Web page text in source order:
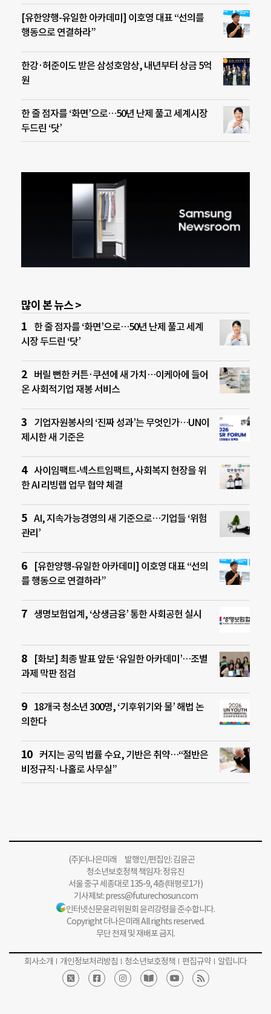
[유한양행-유일한 아카데미] 이호영 대표 “선의를
행동으로 연결하라”
한강·허준이도 받은 삼성호암상, 내년부터 상금 5억
원
한 줄 점자를 ‘화면’으로…50년 난제 풀고 세계시장
두드린 ‘닷’
많이 본 뉴스 >
한 줄 점자를 ‘화면’으로…50년 난제 풀고 세계
시장 두드린 ‘닷’
버릴 뻔한 커튼·쿠션에 새 가치…이케아에 들어
온 사회적기업 재봉 서비스
기업자원봉사의 ‘진짜 성과’는 무엇인가…UN이
제시한 새 기준은
사이임팩트-넥스트임팩트, 사회복지 현장을 위
한 AI 리빙랩 업무 협약 체결
AI, 지속가능경영의 새 기준으로…기업들 ‘위험
관리’
[유한양행-유일한 아카데미] 이호영 대표 “선의
를 행동으로 연결하라”
생명보험업계, ‘상생금융’ 통한 사회공헌 실시
[화보] 최종 발표 앞둔 ‘유일한 아카데미’…조별
과제 막판 점검
18개국 청소년 300명, ‘기후위기와 물’ 해법 논
의한다
커지는 공익 법률 수요, 기반은 취약…“절반은
비정규직·나홀로 사무실”
(주)더나은미래 발행인/편집인: 김윤곤
청소년보호정책 책임자: 정유진
서울 중구 세종대로 135-9, 4층(태평로1가)
기사제보:press@futurechosun.com
인터넷신문윤리위원회 윤리강령을 준수합니다.
Copyright 더나은미래 All rights reserved.
무단 전재 및 재배포 금지.
회사소개 개인정보처리방침 청소년보호정책 편집규약 알립니다